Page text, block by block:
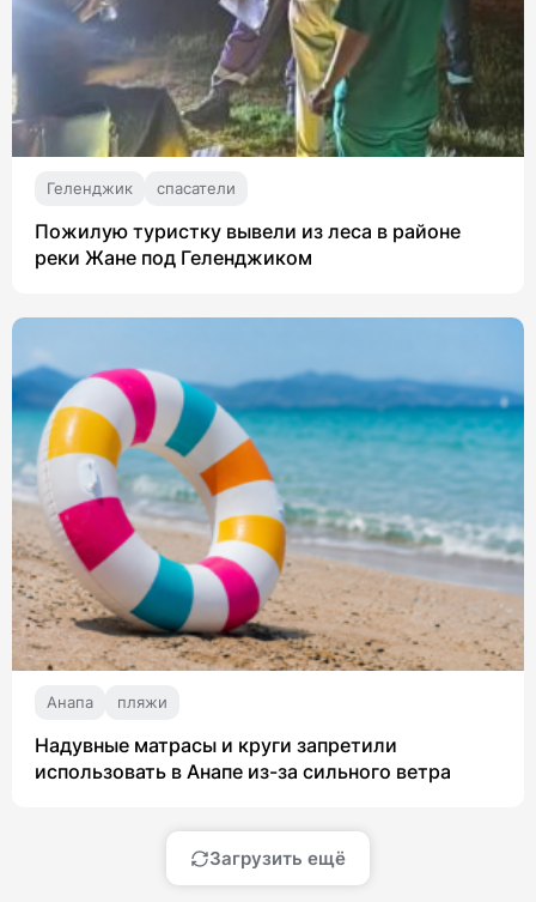
Геленджик спасатели
Пожилую туристку вывели из леса в районе
реки Жане под Геленджиком
Анапа пляжи
Надувные матрасы и круги запретили
использовать в Анапе из-за сильного ветра
Загрузить ещё